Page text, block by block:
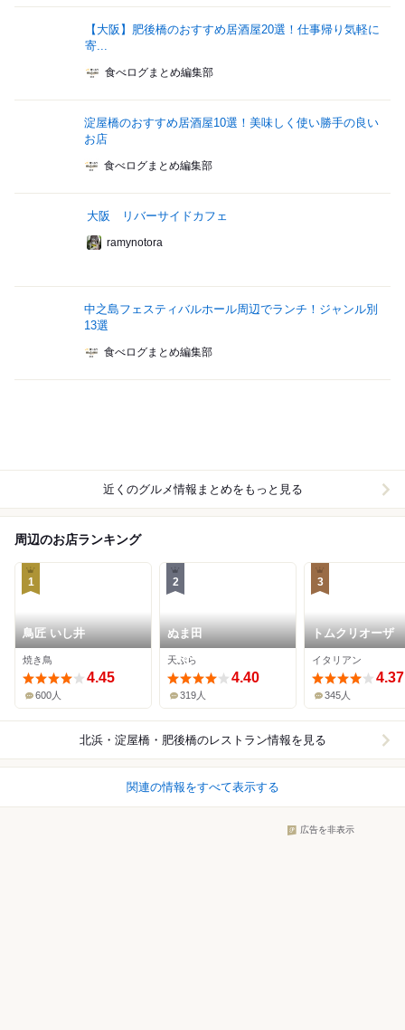
【大阪】肥後橋のおすすめ居酒屋20選！仕事帰り気軽に
寄...
食べログまとめ編集部
淀屋橋のおすすめ居酒屋10選！美味しく使い勝手の良い
お店
食べログまとめ編集部
大阪 リバーサイドカフェ
ramynotora
中之島フェスティバルホール周辺でランチ！ジャンル別
13選
食べログまとめ編集部
近くのグルメ情報まとめをもっと見る
周辺のお店ランキング
1
鳥匠 いし井
焼き鳥
4.45
600人
2
ぬま田
天ぷら
4.40
319人
3
トムクリオーザ
イタリアン
4.37
345人
北浜・淀屋橋・肥後橋のレストラン情報を見る
関連の情報をすべて表示する
広告を非表示